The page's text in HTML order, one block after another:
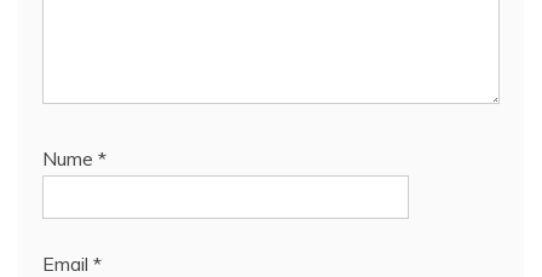
Nume *
Email *